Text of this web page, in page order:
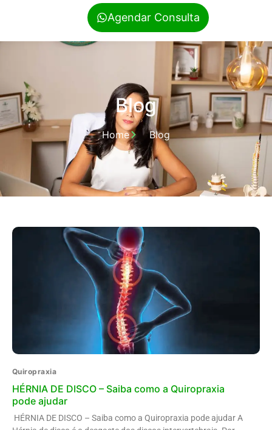
Agendar Consulta
Blog
Home Blog
Quiropraxia
HÉRNIA DE DISCO – Saiba como a Quiropraxia
pode ajudar
HÉRNIA DE DISCO – Saiba como a Quiropraxia pode ajudar A